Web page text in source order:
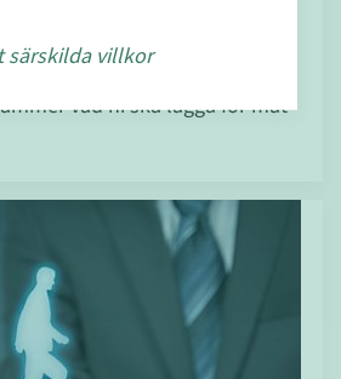
är penningindrivare. Det är
vad ni ska lägga för mat
särskilda villkor